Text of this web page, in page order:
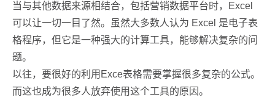
当与其他数据来源相结合，包括营销数据平台时，Excel
可以让一切一目了然。虽然大多数人认为 Excel 是电子表
格程序，但它是一种强大的计算工具，能够解决复杂的问
题。
以往，要很好的利用Exce表格需要掌握很多复杂的公式。
而这也成为很多人放弃使用这个工具的原因。